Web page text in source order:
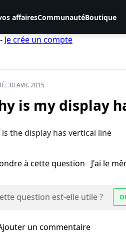
affairesCommunautéBoutique
Je crée un compte
30 AVR. 2015
is my display
the display has vertical line
à cette question J'ai le
question est-elle utile ?
un commentaire